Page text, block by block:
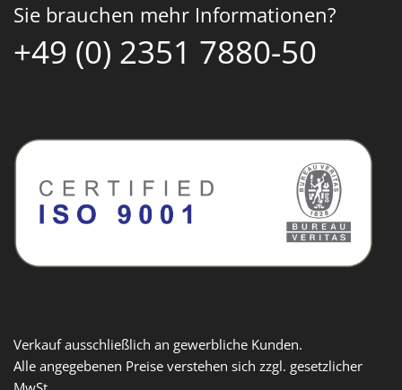
Sie brauchen mehr Informationen?
+49 (0) 2351 7880-50
Verkauf ausschließlich an gewerbliche Kunden.
Alle angegebenen Preise verstehen sich zzgl. gesetzlicher